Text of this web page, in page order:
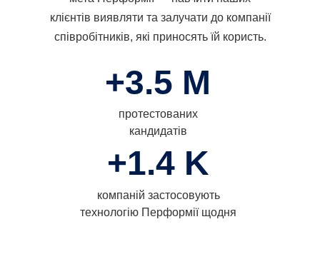
клієнтів виявляти та залучати до компанії
співробітників, які приносять їй користь.
+1.4 K
компаній застосовують
технологію Перформії щодня
+3.5 М
протестованих
кандидатів